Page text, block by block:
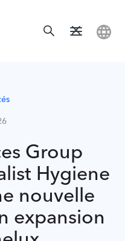
Group
Hygiene
nouvelle
expansion